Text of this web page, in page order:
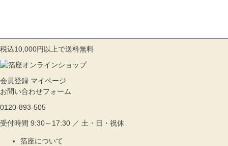
税込10,000円以上で送料無料
会員登録 マイページ
お問い合わせフォーム
0120-893-505
受付時間 9:30～17:30 ／ 土・日・祝休
箔座について